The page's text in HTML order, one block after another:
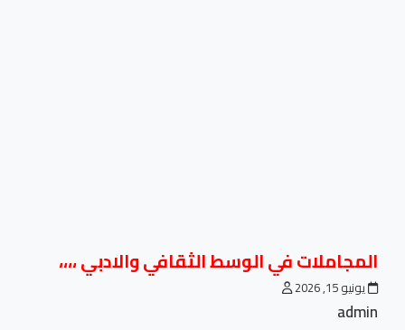
المجاملات في الوسط الثقافي والادبي ،،،،
يونيو 15, 2026
admin